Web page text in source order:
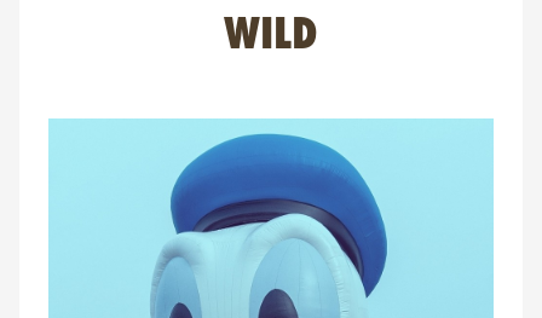
Client login
WILD